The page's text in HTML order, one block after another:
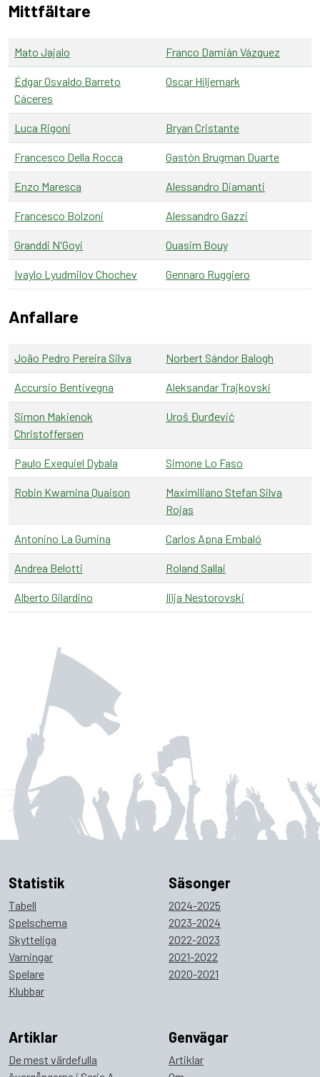
Mittfältare
Mato Jajalo Franco Damián Vázquez
Édgar Osvaldo Barreto
Cáceres
Oscar Hiljemark
Luca Rigoni Bryan Cristante
Francesco Della Rocca Gastón Brugman Duarte
Enzo Maresca Alessandro Diamanti
Francesco Bolzoni Alessandro Gazzi
Granddi N'Goyi Ouasim Bouy
Ivaylo Lyudmilov Chochev Gennaro Ruggiero
Anfallare
João Pedro Pereira Silva Norbert Sándor Balogh
Accursio Bentivegna Aleksandar Trajkovski
Simon Makienok
Christoffersen
Uroš Đurđević
Paulo Exequiel Dybala Simone Lo Faso
Robin Kwamina Quaison
Maximiliano Stefan Silva
Rojas
Antonino La Gumina Carlos Apna Embaló
Andrea Belotti Roland Sallai
Alberto Gilardino Ilija Nestorovski
Statistik
Tabell
Spelschema
Skytteliga
Varningar
Spelare
Klubbar
Säsonger
2024-2025
2023-2024
2022-2023
2021-2022
2020-2021
Artiklar
De mest värdefulla
Genvägar
Artiklar